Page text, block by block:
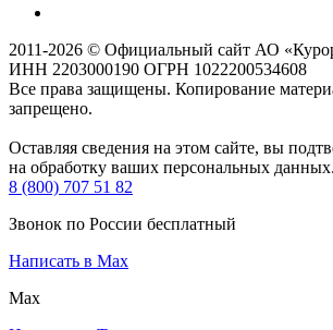
2011-2026 © Официальный сайт АО
ИНН 2203000190 ОГРН 1022200534608
Все права защищены. Копирование
запрещено.
Оставляя сведения на этом сайте, вы
на обработку ваших персональных данных.
8 (800) 707 51 82
Звонок по России бесплатный
Написать в Max
Max